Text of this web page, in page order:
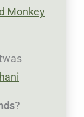
Monkey
?